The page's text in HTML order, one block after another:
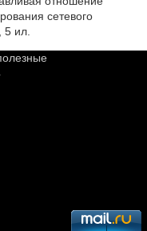
сетевого
ил.